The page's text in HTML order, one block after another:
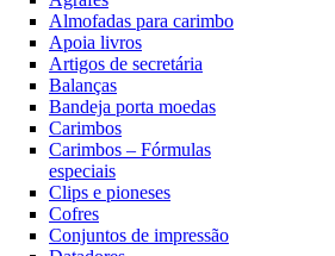
Almofadas para carimbo
Apoia livros
Artigos de secretária
Balanças
Bandeja porta moedas
Carimbos
Carimbos – Fórmulas
especiais
Clips e pioneses
Cofres
Conjuntos de impressão